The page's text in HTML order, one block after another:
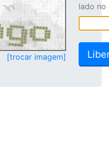
[trocar imagem]
lado no